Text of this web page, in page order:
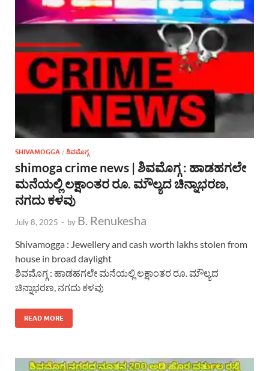
SHIVAMOGGA / ಶಿವಮೊಗ್ಗ
shimoga crime news | ಶಿವಮೊಗ್ಗ : ಹಾಡಹಗಲೇ
ಮನೆಯಲ್ಲಿ ಲಕ್ಷಾಂತರ ರೂ. ಮೌಲ್ಯದ ಚಿನ್ನಾಭರಣ,
ನಗದು ಕಳವು
July 8, 2025 - by B. Renukesha
Shivamogga : Jewellery and cash worth lakhs stolen from
house in broad daylight
ಶಿವಮೊಗ್ಗ : ಹಾಡಹಗಲೇ ಮನೆಯಲ್ಲಿ ಲಕ್ಷಾಂತರ ರೂ. ಮೌಲ್ಯದ
ಚಿನ್ನಾಭರಣ, ನಗದು ಕಳವು
READ MORE